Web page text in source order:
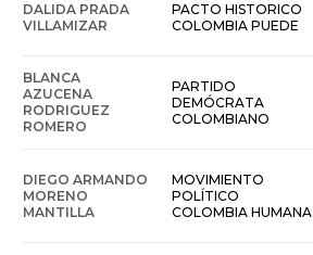
DALIDA PRADA
VILLAMIZAR
PACTO HISTORICO
COLOMBIA PUEDE
BLANCA
AZUCENA
RODRIGUEZ
ROMERO
PARTIDO
DEMÓCRATA
COLOMBIANO
DIEGO ARMANDO
MORENO
MANTILLA
MOVIMIENTO
POLÍTICO
COLOMBIA HUMANA